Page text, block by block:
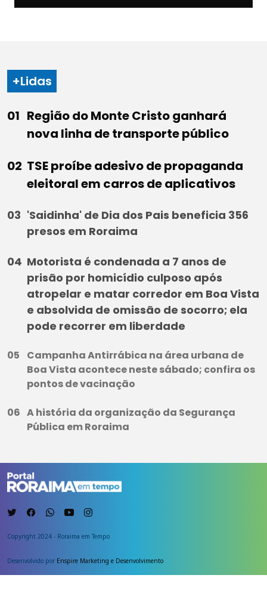
+Lidas
Região do Monte Cristo ganhará
nova linha de transporte público
TSE proíbe adesivo de propaganda
eleitoral em carros de aplicativos
'Saidinha' de Dia dos Pais beneficia 356
presos em Roraima
Motorista é condenada a 7 anos de
prisão por homicídio culposo após
atropelar e matar corredor em Boa Vista
e absolvida de omissão de socorro; ela
pode recorrer em liberdade
Campanha Antirrábica na área urbana de
Boa Vista acontece neste sábado; confira os
pontos de vacinação
A história da organização da Segurança
Pública em Roraima
Copyright 2024 - Roraima em Tempo
Desenvolvido por Enspire Marketing e Desenvolvimento